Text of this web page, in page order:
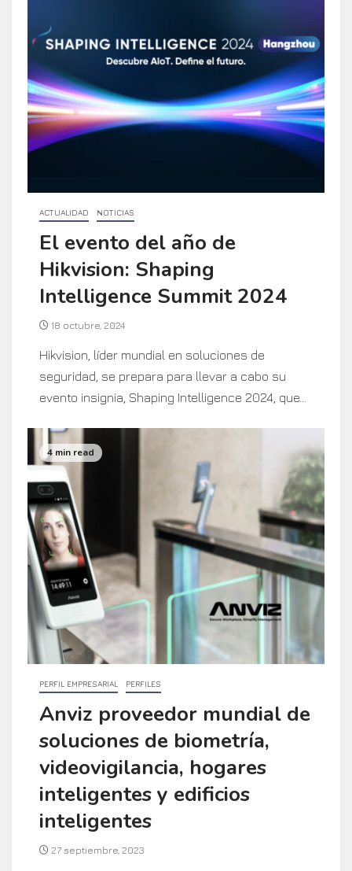
ACTUALIDAD NOTICIAS
El evento del año de
Hikvision: Shaping
Intelligence Summit 2024
18 octubre, 2024
Hikvision, líder mundial en soluciones de
seguridad, se prepara para llevar a cabo su
evento insignia, Shaping Intelligence 2024, que...
4 min read
PERFIL EMPRESARIAL PERFILES
Anviz proveedor mundial de
soluciones de biometría,
videovigilancia, hogares
inteligentes y edificios
inteligentes
27 septiembre, 2023